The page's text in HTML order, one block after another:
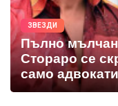
ЗВЕЗДИ
Пълно
Стораро се
само